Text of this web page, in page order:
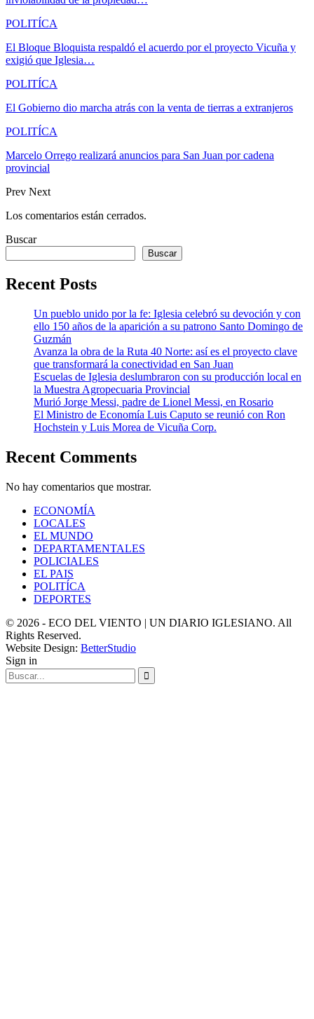
POLITÍCA
El Bloque Bloquista respaldó el acuerdo por el proyecto Vicuña y
exigió que Iglesia…
POLITÍCA
El Gobierno dio marcha atrás con la venta de tierras a extranjeros
POLITÍCA
Marcelo Orrego realizará anuncios para San Juan por cadena
provincial
Prev Next
Los comentarios están cerrados.
Buscar
Buscar
Recent Posts
Un pueblo unido por la fe: Iglesia celebró su devoción y con
ello 150 años de la aparición a su patrono Santo Domingo de
Guzmán
Avanza la obra de la Ruta 40 Norte: así es el proyecto clave
que transformará la conectividad en San Juan
Escuelas de Iglesia deslumbraron con su producción local en
la Muestra Agropecuaria Provincial
Murió Jorge Messi, padre de Lionel Messi, en Rosario
El Ministro de Economía Luis Caputo se reunió con Ron
Hochstein y Luis Morea de Vicuña Corp.
Recent Comments
No hay comentarios que mostrar.
ECONOMÍA
LOCALES
EL MUNDO
DEPARTAMENTALES
POLICIALES
EL PAIS
POLITÍCA
DEPORTES
© 2026 - ECO DEL VIENTO | UN DIARIO IGLESIANO. All
Rights Reserved.
Website Design: BetterStudio
Sign in